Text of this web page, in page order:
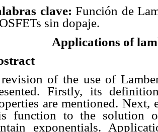
clave:Función de
sin dopaje.
Applications of
of the use of
Firstly, its
are mentioned.
function to the solution
exponentials.